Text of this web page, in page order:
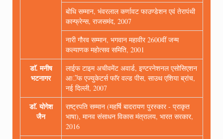
बोधि सम्मान, भंवरलाल कर्णावट फाउण्डेशन एवं तेरापंथी
कान्फ्रेन्स, राजसमंद, 2007
नारी गौरव सम्मान, भगवान महावीर 2600वीं जन्म
कल्याणक महोत्सव समिति, 2001
डाॅ. मनीष
भटनागर
लाईफ टाइम अचीवमेंट अवार्ड, इण्टरनेशनल एसोसिएशन
आॅफ एज्युकेटर्स फाॅर वल्ड पीस, साउथ एशिया ब्रांच,
नई दिल्ली, 2007
डाॅ. योगेश
जैन
राष्ट्रपति सम्मान (महर्षि बादरायण पुरस्कार - प्राकृत
भाषा), मानव संसाधन विकास मंत्रालय, भारत सरकार,
2016